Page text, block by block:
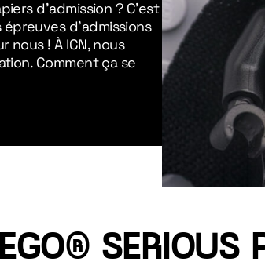
d’admission ? C’est
d’admissions
! À ICN, nous
Comment ça se
SERIOUS